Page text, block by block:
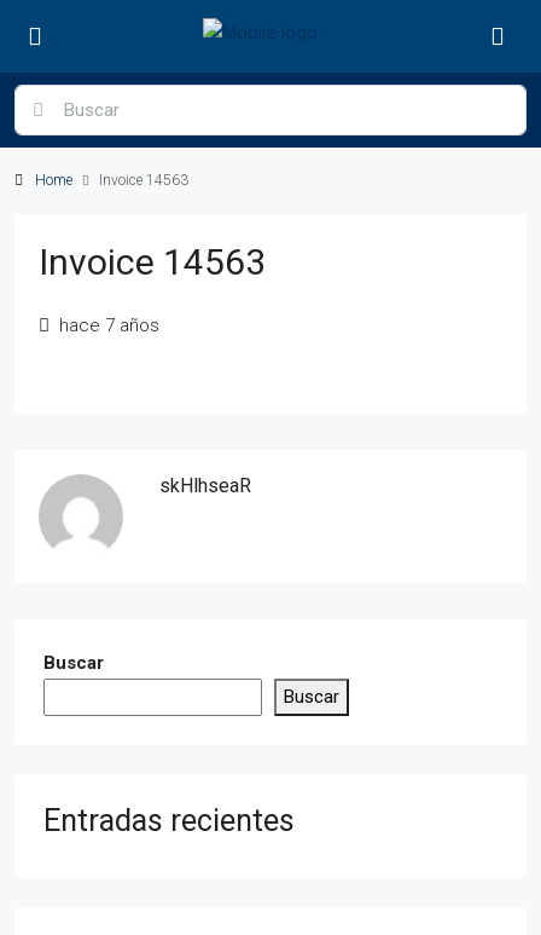
Home Invoice 14563
Invoice 14563
hace 7 años
skHlhseaR
Buscar
Buscar
Entradas recientes